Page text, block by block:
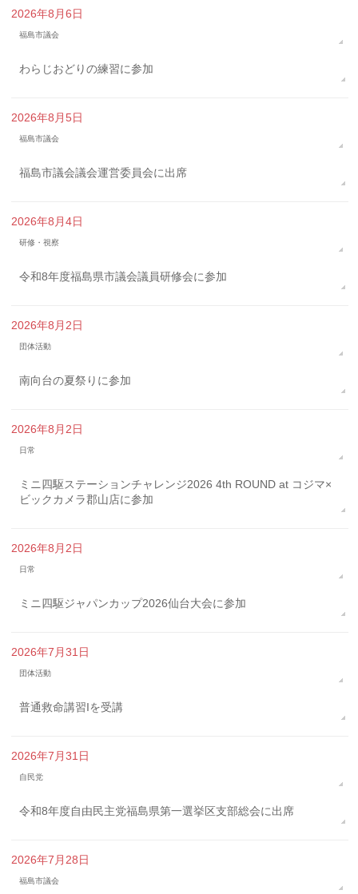
2026年8月6日
福島市議会
わらじおどりの練習に参加
2026年8月5日
福島市議会
福島市議会議会運営委員会に出席
2026年8月4日
研修・視察
令和8年度福島県市議会議員研修会に参加
2026年8月2日
団体活動
南向台の夏祭りに参加
2026年8月2日
日常
ミニ四駆ステーションチャレンジ2026 4th ROUND at コジマ×
ビックカメラ郡山店に参加
2026年8月2日
日常
ミニ四駆ジャパンカップ2026仙台大会に参加
2026年7月31日
団体活動
普通救命講習Iを受講
2026年7月31日
自民党
令和8年度自由民主党福島県第一選挙区支部総会に出席
2026年7月28日
福島市議会